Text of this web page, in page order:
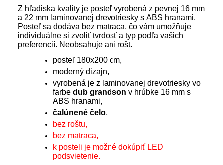
Z hľadiska kvality je posteľ vyrobená z pevnej 16 mm
a 22 mm laminovanej drevotriesky s ABS hranami.
Posteľ sa dodáva bez matraca, čo vám umožňuje
individuálne si zvoliť tvrdosť a typ podľa vašich
preferencií. Neobsahuje ani rošt.
posteľ 180x200 cm,
moderný dizajn,
vyrobená je z laminovanej drevotriesky vo
farbe dub grandson v hrúbke 16 mm s
ABS hranami,
čalúnené čelo,
bez roštu,
bez matraca,
k posteli je možné dokúpiť LED
podsvietenie.